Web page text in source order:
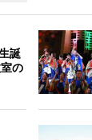
誕
の